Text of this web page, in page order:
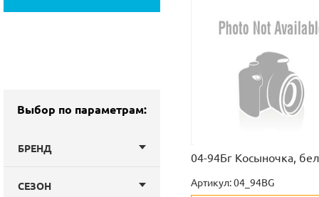
Выбор по параметрам:
БРЕНД
СЕЗОН
04-94Бг Косыночка,
Артикул:04_94BG